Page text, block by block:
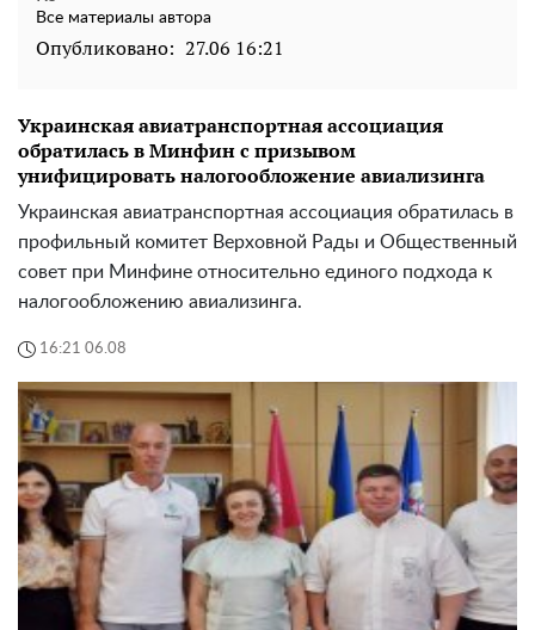
Все материалы автора
Опубликовано: 27.06 16:21
Украинская авиатранспортная ассоциация
обратилась в Минфин с призывом
унифицировать налогообложение авиализинга
Украинская авиатранспортная ассоциация обратилась в
профильный комитет Верховной Рады и Общественный
совет при Минфине относительно единого подхода к
налогообложению авиализинга.
16:21 06.08